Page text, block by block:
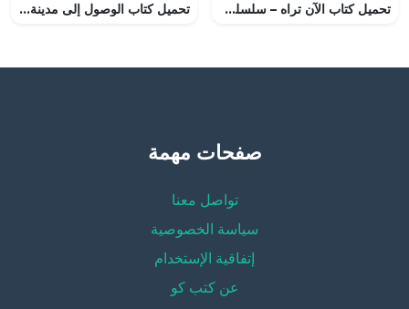
تحميل كتاب الآن تراه – سلسلة سافاري PDF تأليف أحمد خالد توفيق مجانا [كامل] تحميل كتاب الوصول إلى مدينة أين PDF تأليف سركون بولص مجانا [كامل]
صفحات مهمة
تواصل معنا
سياسة الخصوصية
إتفاقية الإستخدام
عن كتب كو